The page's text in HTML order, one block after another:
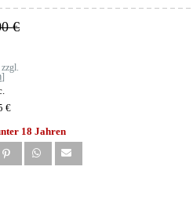
€
]
€
18 Jahren